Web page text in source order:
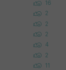
16
2
2
2
4
2
11